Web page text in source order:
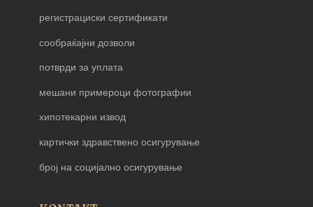
регистрациски сертификати
сообраќајни дозволи
потврди за уплата
мешани примероци фотографии
хипотекарни извод
картички здравствено осигурување
број на социјално осигурување